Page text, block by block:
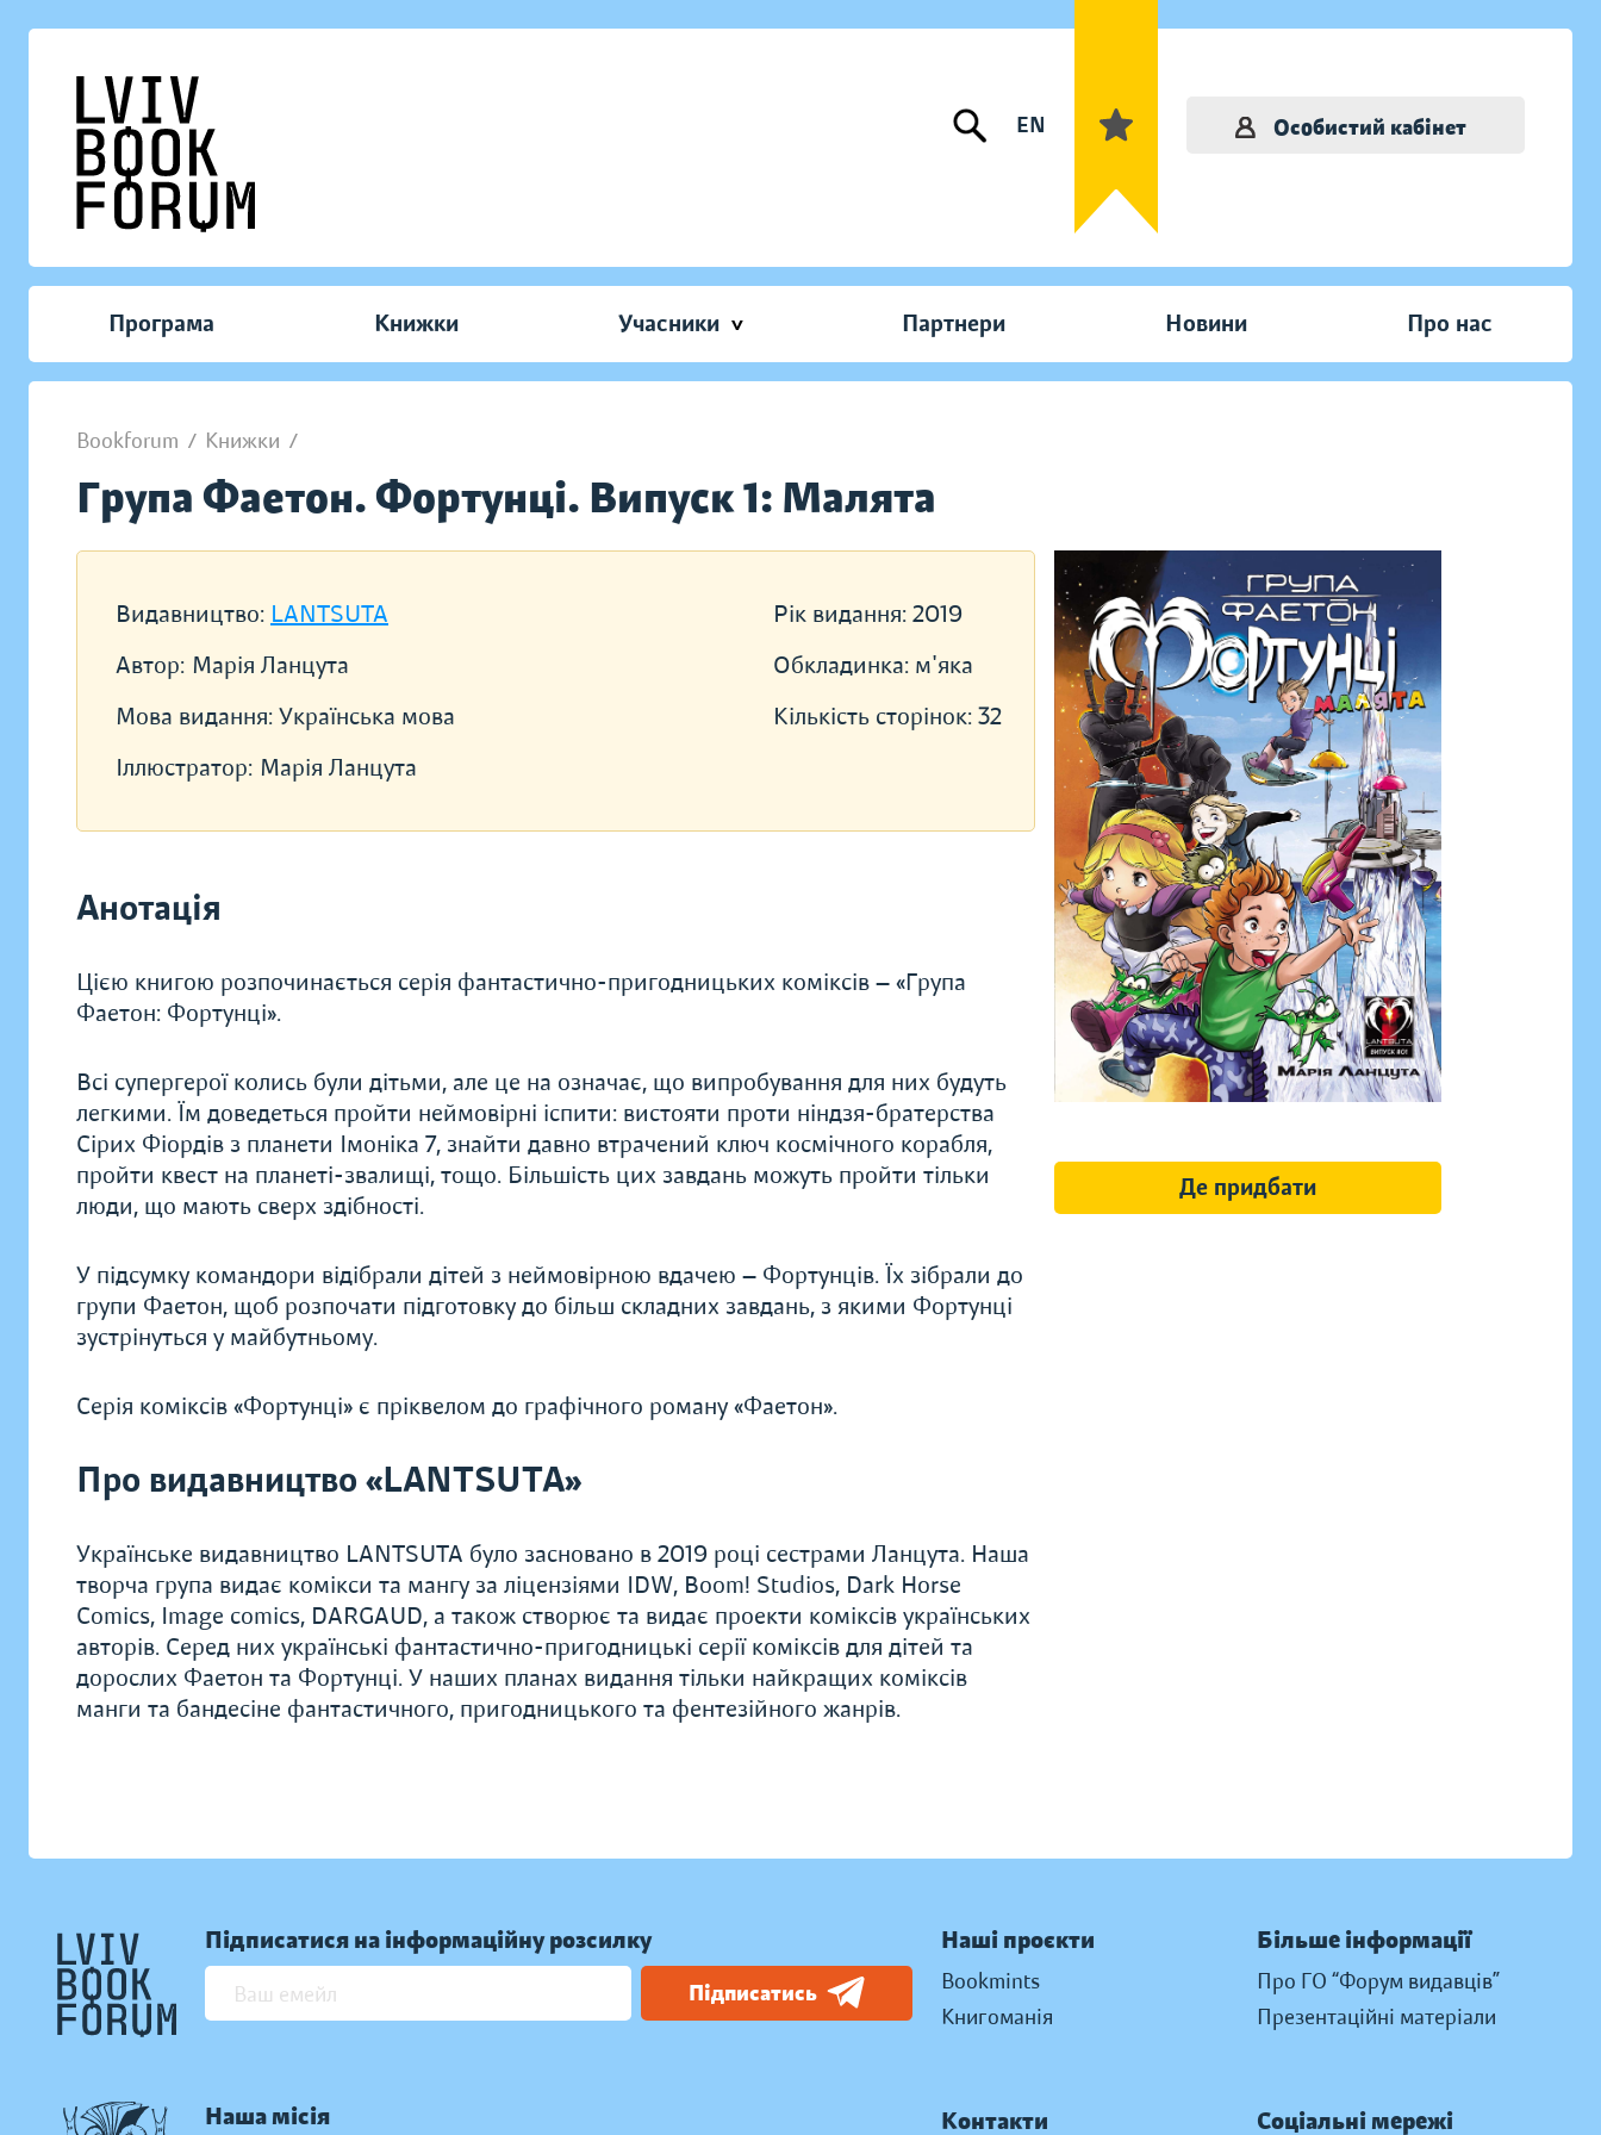
EN Особистий кабінет
Програма Книжки Учасники Партнери Новини Про нас
Bookforum / Книжки /
Група Фаетон. Фортунці. Випуск 1: Малята
Видавництво: LANTSUTA
Автор: Марія Ланцута
Мова видання: Українська мова
Іллюстратор: Марія Ланцута
Рік видання: 2019
Обкладинка: м'яка
Кількість сторінок: 32
Анотація
Цією книгою розпочинається серія фантастично-пригодницьких коміксів — «Група
Фаетон: Фортунці».
Всі супергерої колись були дітьми, але це на означає, що випробування для них будуть
легкими. Їм доведеться пройти неймовірні іспити: вистояти проти ніндзя-братерства
Сірих Фіордів з планети Імоніка 7, знайти давно втрачений ключ космічного корабля,
пройти квест на планеті-звалищі, тощо. Більшість цих завдань можуть пройти тільки
люди, що мають сверх здібності.
У підсумку командори відібрали дітей з неймовірною вдачею — Фортунців. Їх зібрали до
групи Фаетон, щоб розпочати підготовку до більш складних завдань, з якими Фортунці
зустрінуться у майбутньому.
Серія коміксів «Фортунці» є пріквелом до графічного роману «Фаетон».
Про видавництво «LANTSUTA»
Українське видавництво LANTSUTA було засновано в 2019 році сестрами Ланцута. Наша
творча група видає комікси та мангу за ліцензіями IDW, Boom! Studios, Dark Horse
Comics, Image comics, DARGAUD, а також створює та видає проекти коміксів українських
авторів. Серед них українські фантастично-пригодницькі серії коміксів для дітей та
дорослих Фаетон та Фортунці. У наших планах видання тільки найкращих коміксів
манги та бандесіне фантастичного, пригодницького та фентезійного жанрів.
Де придбати
Підписатися на інформаційну розсилку
Підписатись
Наша місія
Наші проєкти
Bookmints
Книгоманія
Більше інформації
Про ГО “Форум видавців”
Презентаційні матеріали
Контакти Соціальні мережі